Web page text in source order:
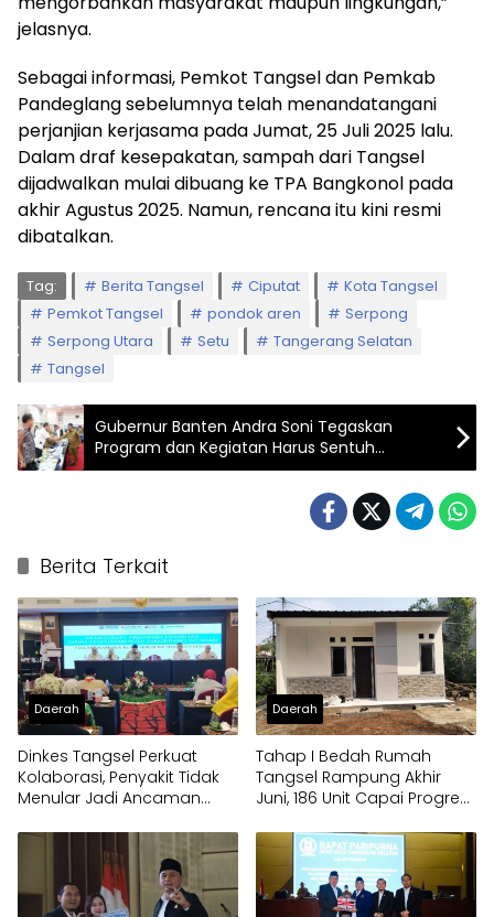
jelasnya.
Sebagai informasi, Pemkot Tangsel dan Pemkab
Pandeglang sebelumnya telah menandatangani
perjanjian kerjasama pada Jumat, 25 Juli 2025 lalu.
Dalam draf kesepakatan, sampah dari Tangsel
dijadwalkan mulai dibuang ke TPA Bangkonol pada
akhir Agustus 2025. Namun, rencana itu kini resmi
dibatalkan.
Tag: Berita Tangsel Ciputat
Kota Tangsel
Pemkot Tangsel
pondok aren
Serpong
Serpong Utara
Setu
Tangerang Selatan
Tangsel
Gubernur Banten Andra Soni Tegaskan
Program dan Kegiatan Harus Sentuh
Masyarakat
Berita Terkait
Daerah
Dinkes Tangsel Perkuat
Kolaborasi, Penyakit Tidak
Menular Jadi Ancaman
Daerah
Tahap I Bedah Rumah
Tangsel Rampung Akhir
Juni, 186 Unit Capai Progres